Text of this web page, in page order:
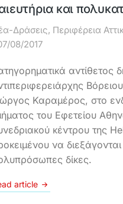
και
Δράσεις, Περιφέρεια
08/2017
αντίθετος
Καραμέρος, στο
του Εφετείου
κέντρου της
να
δίκες.
article